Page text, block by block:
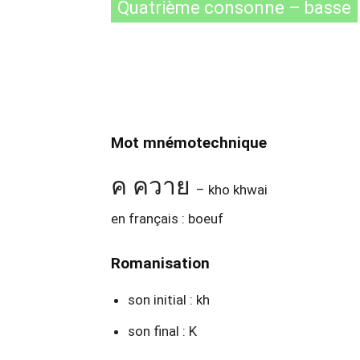
Quatrième consonne – basse
Mot mnémotechnique
ค ควาย – kho khwai
en français : boeuf
Romanisation
son initial : kh
son final : K